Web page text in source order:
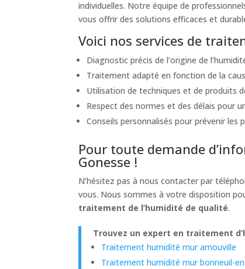
individuelles. Notre équipe de
vous offrir des solutions efficaces et
Voici nos services de
Diagnostic précis de l’origine de
Traitement adapté en fonction de la
Utilisation de techniques et de produits
Respect des normes et des délais pour
Conseils personnalisés pour prévenir les
Pour toute demande
Gonesse !
N’hésitez pas à nous contacter par
vous. Nous sommes à votre disposition
traitement de l’humidité de qualité.
Trouvez un expert en traitement
Traitement humidité mur arnouville
Traitement humidité mur bonneuil-